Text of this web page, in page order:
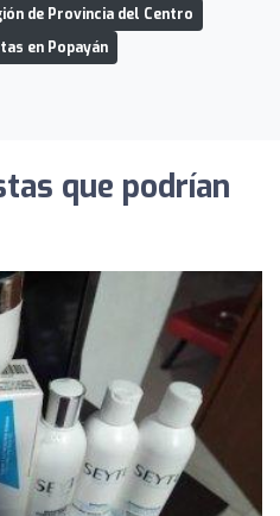
de Provincia del Centro
en Popayán
que podrían